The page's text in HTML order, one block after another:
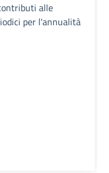
alle
per l'annualità